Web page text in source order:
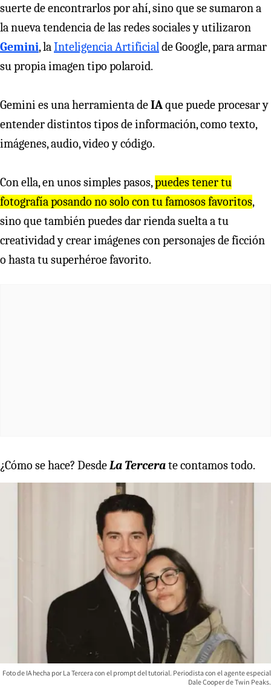
suerte de encontrarlos por ahí, sino que se sumaron a
la nueva tendencia de las redes sociales y utilizaron
Gemini, laInteligencia Artificialde Google, para armar
su propia imagen tipo polaroid.
Gemini es una herramienta deIAque puede procesar y
entender distintos tipos de información, como texto,
imágenes, audio, video y código.
Con ella, en unos simples pasos,puedes tener tu
fotografía posando no solo con tu famosos favoritos,
sino que también puedes dar rienda suelta a tu
creatividad y crear imágenes con personajes de ficción
o hasta tu superhéroe favorito.
¿Cómo se hace? DesdeLa Tercerate contamos todo.
Foto de IA hecha por La Tercera con el prompt del tutorial. Periodista con el agente especial
Dale Cooper de Twin Peaks.